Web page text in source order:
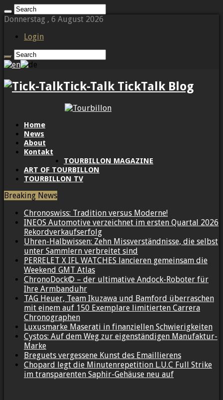
Donnerstag , 6 August 2026
Login
Tick-Talk TickTalk Blog
Home
News
About
Kontakt
TOURBILLON MAGAZINE
ART OF TOURBILLON
TOURBILLON TV
Breaking News
Chronoswiss: Tradition versus Moderne!
INEOS Automotive verzeichnet im ersten Quartal 2026
Rekordverkaufserfolg
Uhren-Halbwissen: Zehn Missverständnisse, die selbst
unter Sammlern verbreitet sind
PERRELET X IFL WATCHES lancieren gemeinsam die
Weekend GMT Atlas
ChronoDock© – der ultimative Andock-Roboter für
Ihre Armbanduhr
TAG Heuer, Team Ikuzawa und Bamford überraschen
mit einem auf 150 Exemplare limitierten Carrera
Chronographen
Luxusmarke Maserati in finanziellen Schwierigkeiten
Cystos: Auf dem Weg zur eigenständigen Manufaktur-
Marke
Breguets vergessene Kunst des Emaillierens
Chopard legt die Minutenrepetition L.U.C Full Strike
im transparenten Saphir-Gehäuse neu auf